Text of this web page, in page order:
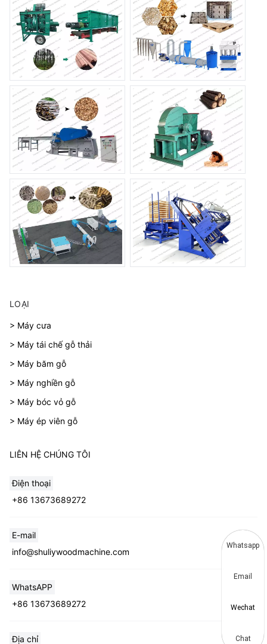
LOẠI
> Máy cưa
> Máy tái chế gỗ thải
> Máy băm gỗ
> Máy nghiền gỗ
> Máy bóc vỏ gỗ
> Máy ép viên gỗ
LIÊN HỆ CHÚNG TÔI
Điện thoại
+86 13673689272
E-mail
info@shuliywoodmachine.com
WhatsAPP
+86 13673689272
Địa chỉ
Whatsapp
Email
Wechat
Chat